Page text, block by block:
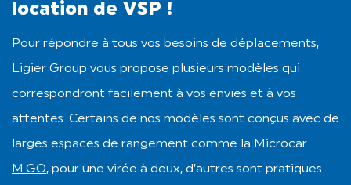
location de VSP !
Pour répondre à tous vos besoins de déplacements,
Ligier Group vous propose plusieurs modèles qui
correspondront facilement à vos envies et à vos
attentes. Certains de nos modèles sont conçus avec de
larges espaces de rangement comme la Microcar
M.GO, pour une virée à deux, d’autres sont pratiques